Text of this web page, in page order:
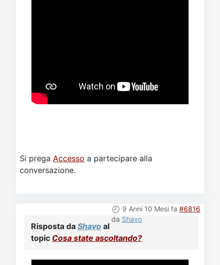
Si prega Accesso a partecipare alla
conversazione.
9 Anni 10 Mesi fa #6816
da Shavo
Risposta da Shavo al
topic Cosa state ascoltando?